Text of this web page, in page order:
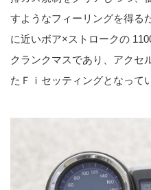
すようなフィーリングを得る
に近いボア×ストロークの
クランクマスであり、アクセ
たＦｉセッティングとなって